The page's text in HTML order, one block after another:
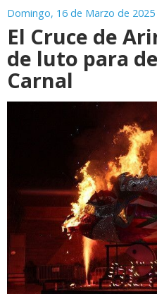
Domingo, 16 de Marzo de 2025
El Cruce de
de luto para
Carnal